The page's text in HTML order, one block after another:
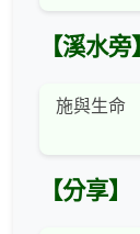
【溪水旁】
施與生命
【分享】